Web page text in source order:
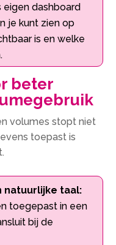
eigen dashboard
je kunt zien op
is en welke
beter
volumes stopt niet
toepast is
natuurlijke taal:
toegepast in een
bij de